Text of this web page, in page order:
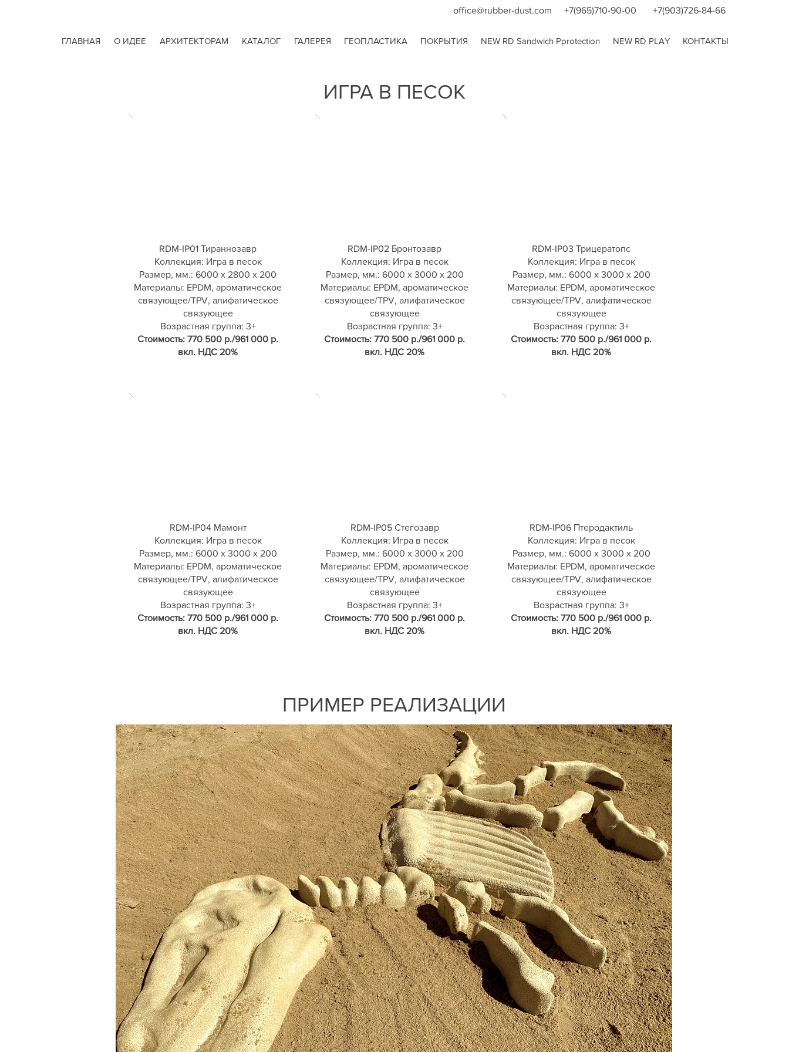
office@rubber-dust.com +7(965)710-90-00 +7(903)726-84-66
ГЛАВНАЯ О ИДЕЕ АРХИТЕКТОРАМ КАТАЛОГ ГАЛЕРЕЯ ГЕОПЛАСТИКА ПОКРЫТИЯ NEW RD Sandwich Pprotection NEW RD PLAY КОНТАКТЫ
ИГРА В ПЕСОК
RDM-IP01 Тираннозавр
Коллекция: Игра в песок
Размер, мм.: 6000 х 2800 х 200
Материалы: EPDM, ароматическое
связующее/TPV, алифатическое
связующее
Возрастная группа: 3+
Стоимость: 770 500 р./961 000 р.
вкл. НДС 20%
RDM-IP02 Бронтозавр
Коллекция: Игра в песок
Размер, мм.: 6000 х 3000 х 200
Материалы: EPDM, ароматическое
связующее/TPV, алифатическое
связующее
Возрастная группа: 3+
Стоимость: 770 500 р./961 000 р.
вкл. НДС 20%
RDM-IP03 Трицератопс
Коллекция: Игра в песок
Размер, мм.: 6000 х 3000 х 200
Материалы: EPDM, ароматическое
связующее/TPV, алифатическое
связующее
Возрастная группа: 3+
Стоимость: 770 500 р./961 000 р.
вкл. НДС 20%
RDM-IP04 Мамонт
Коллекция: Игра в песок
Размер, мм.: 6000 х 3000 х 200
Материалы: EPDM, ароматическое
связующее/TPV, алифатическое
связующее
Возрастная группа: 3+
Стоимость: 770 500 р./961 000 р.
вкл. НДС 20%
RDM-IP05 Стегозавр
Коллекция: Игра в песок
Размер, мм.: 6000 х 3000 х 200
Материалы: EPDM, ароматическое
связующее/TPV, алифатическое
связующее
Возрастная группа: 3+
Стоимость: 770 500 р./961 000 р.
вкл. НДС 20%
RDM-IP06 Птеродактиль
Коллекция: Игра в песок
Размер, мм.: 6000 х 3000 х 200
Материалы: EPDM, ароматическое
связующее/TPV, алифатическое
связующее
Возрастная группа: 3+
Стоимость: 770 500 р./961 000 р.
вкл. НДС 20%
ПРИМЕР РЕАЛИЗАЦИИ